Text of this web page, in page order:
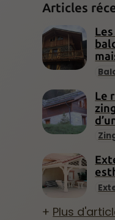
Articles
Le
Plus